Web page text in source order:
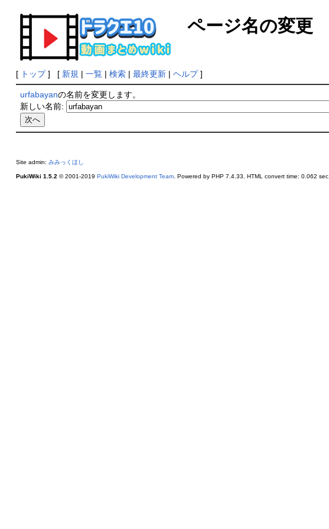
ページ名の変更
[ トップ] [ 新規 | 一覧| 検索| 最終更新| ヘルプ]
urfabayanの名前を変更します。
新しい名前:
Site admin: みみっくほし
PukiWiki 1.5.2 © 2001-2019 PukiWiki Development Team. Powered by PHP 7.4.33. HTML convert time: 0.062 sec.